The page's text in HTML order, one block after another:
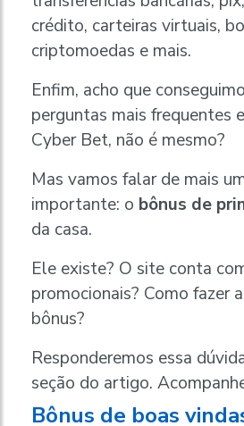
crédito, carteiras virtuais,
criptomoedas e mais.
Enfim, acho que
perguntas mais frequentes
Cyber Bet, não é mesmo?
Mas vamos falar de mais
importante: o bônus de
da casa.
Ele existe? O site conta
promocionais? Como fazer
bônus?
Responderemos essa
seção do artigo.
Bônus de boas